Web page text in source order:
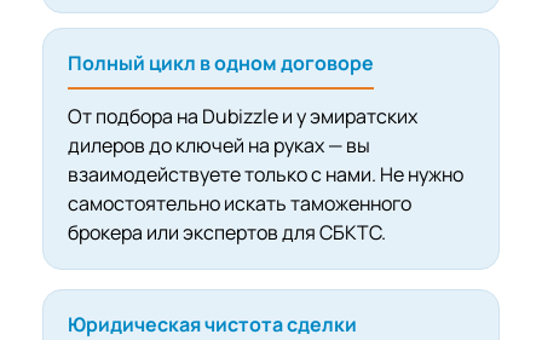
Полный цикл в одном договоре
От подбора на Dubizzle и у эмиратских
дилеров до ключей на руках — вы
взаимодействуете только с нами. Не нужно
самостоятельно искать таможенного
брокера или экспертов для СБКТС.
Юридическая чистота сделки